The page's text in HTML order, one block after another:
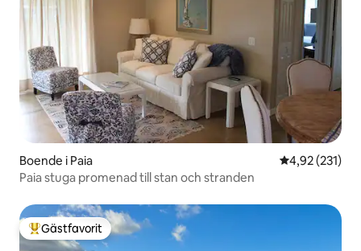
Boende i Paia 4,92 av 5 i
4,92 (231)
Paia stuga promenad till stan och stranden
Populär gästfavorit
Gästfavorit